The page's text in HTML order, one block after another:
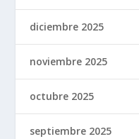
diciembre 2025
noviembre 2025
octubre 2025
septiembre 2025